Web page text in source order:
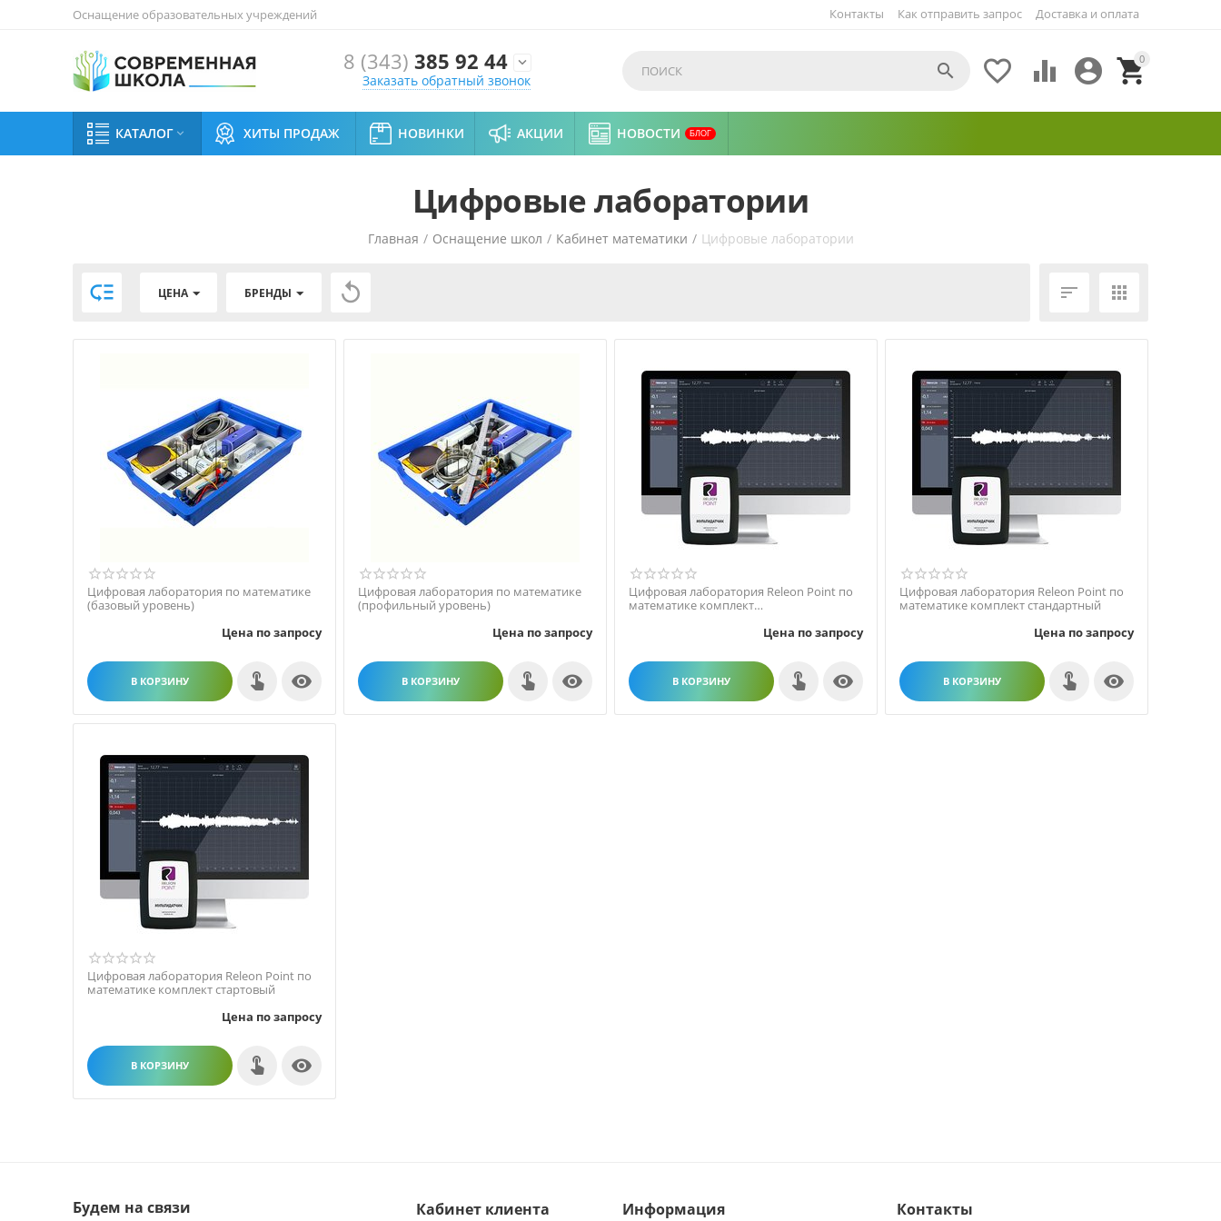
Оснащение образовательных учреждений Как отправить запрос Доставка и оплата
Контакты
8 (343) 385 92 44 
Заказать обратный звонок
0


 

КАТАЛОГ  ХИТЫ ПРОДАЖ НОВИНКИ АКЦИИ НОВОСТИ БЛОГ
Цифровые лаборатории
Главная / Оснащение школ / Кабинет математики / Цифровые лаборатории
 ЦЕНА БРЕНДЫ   
Цифровая лаборатория по математике
(базовый уровень)
Цена по запросу
В КОРЗИНУ 
Цифровая лаборатория по математике
(профильный уровень)
Цена по запросу
В КОРЗИНУ 
Цифровая лаборатория Releon Point по
математике комплект
Цена по запросу
В КОРЗИНУ 
Цифровая лаборатория Releon Point по
математике комплект стандартный
Цена по запросу
В КОРЗИНУ 
Цифровая лаборатория Releon Point по
математике комплект стартовый
Цена по запросу
В КОРЗИНУ 
Будем на связи Кабинет клиента Информация Контакты